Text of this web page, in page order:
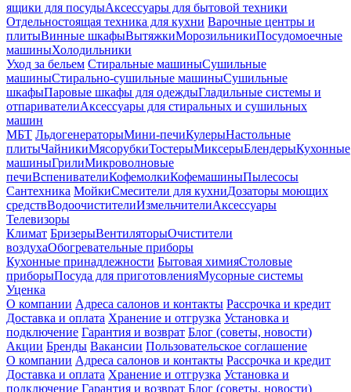
ящики для посудыАксессуары для бытовой техники
Отдельностоящая техника для кухни Варочные центры и
плитыВинные шкафыВытяжкиМорозильникиПосудомоечные
машиныХолодильники
Уход за бельем Стиральные машиныСушильные
машиныСтирально-сушильные машиныСушильные
шкафыПаровые шкафы для одеждыГладильные системы и
отпаривателиАксессуары для стиральных и сушильных
машин
МБТ ЛьдогенераторыМини-печиКулерыНастольные
плитыЧайникиМясорубкиТостерыМиксерыБлендерыКухонные
машиныГрилиМикроволновые
печиВспенивателиКофемолкиКофемашиныПылесосы
Сантехника МойкиСмесители для кухниДозаторы моющих
средствВодоочистителиИзмельчителиАксессуары
Телевизоры
Климат БризерыВентиляторыОчистители
воздухаОбогревательные приборы
Кухонные принадлежности Бытовая химияСтоловые
приборыПосуда для приготовленияМусорные системы
Уценка
О компании Адреса салонов и контакты Рассрочка и кредит
Доставка и оплата Хранение и отгрузка Установка и
подключение Гарантия и возврат Блог (советы, новости)
Акции Бренды Вакансии Пользовательское соглашение
О компании Адреса салонов и контакты Рассрочка и кредит
Доставка и оплата Хранение и отгрузка Установка и
подключение Гарантия и возврат Блог (советы, новости)